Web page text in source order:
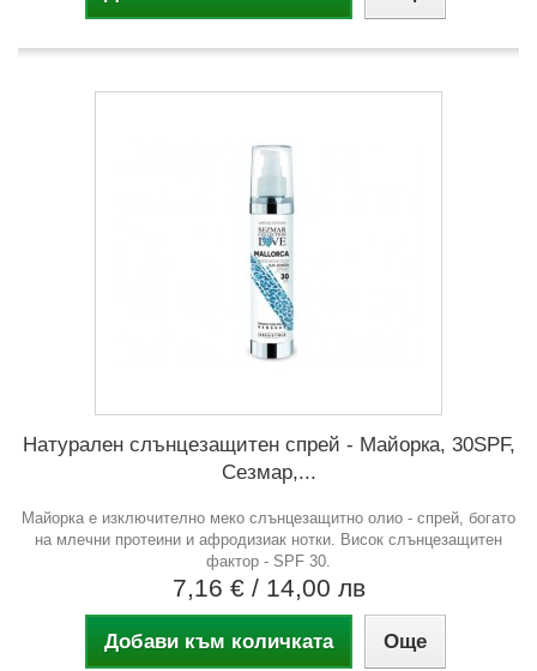
Натурален слънцезащитен спрей - Майорка, 30SPF,
Сезмар,...
Майорка е изключително меко слънцезащитно олио - спрей, богато
на млечни протеини и афродизиак нотки. Висок слънцезащитен
фактор - SPF 30.
7,16 € / 14,00 лв
Добави към количката Още